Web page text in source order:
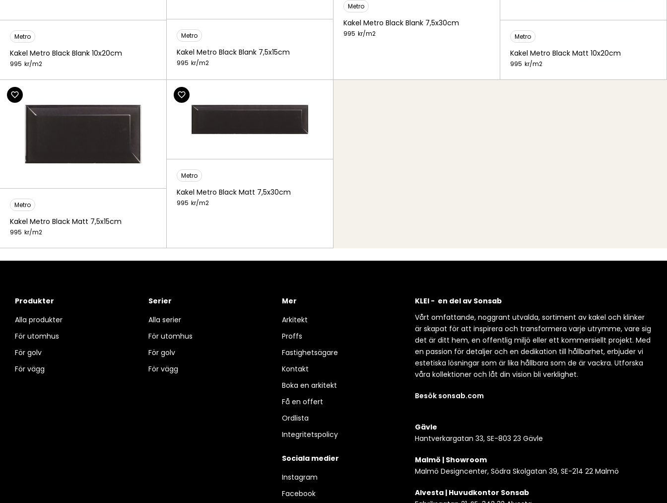
Metro
Kakel Metro Black Blank 10x20cm
995 kr/m2
Metro
Kakel Metro Black Blank 7,5x15cm
995 kr/m2
Metro
Kakel Metro Black Blank 7,5x30cm
995 kr/m2 Metro
Kakel Metro Black Matt 10x20cm
995 kr/m2
Metro
Kakel Metro Black Matt 7,5x15cm
995 kr/m2
Metro
Kakel Metro Black Matt 7,5x30cm
995 kr/m2
Produkter
Alla produkter
För utomhus
För golv
För vägg
Serier
Alla serier
För utomhus
För golv
För vägg
Mer
Arkitekt
Proffs
Fastighetsägare
Kontakt
Boka en arkitekt
Få en offert
Ordlista
Integritetspolicy
Sociala medier
Instagram
Facebook
KLEI - en del av Sonsab
Vårt omfattande, noggrant utvalda, sortiment av kakel och klinker
är skapat för att inspirera och transformera varje utrymme, vare sig
det är ditt hem, en offentlig miljö eller ett kommersiellt projekt. Med
en passion för detaljer och en dedikation till hållbarhet, erbjuder vi
estetiska lösningar som är lika hållbara som de är vackra. Utforska
våra kollektioner och låt din vision bli verklighet.
Besök sonsab.com
Gävle
Hantverkargatan 33, SE-803 23 Gävle
Malmö | Showroom
Malmö Designcenter, Södra Skolgatan 39, SE-214 22 Malmö
Alvesta | Huvudkontor Sonsab